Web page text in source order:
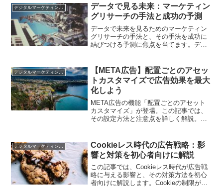
デジタルマーケティング基礎
データで見る未来：マーケティン
グリサーチの手法と成功の予測
データで未来を見るためのマーケティン
グリサーチの手法と、その手法を成功に
結びつける予測に焦点を当てます。デジ
デジタルマーケティング基礎
【META広告】配置ごとのアセッ
トカスタマイズで広告効果を最大
化しよう
META広告の機能「配置ごとのアセット
カスタマイズ」が登場。この記事では、
その設定方法と注意点を詳しく解説。広
を実現するためのポイントをご紹介しま
す。
Cookieレス時代の広告戦略：影
響と対策を初心者向けに解説
この記事では、Cookieレス時代が広告戦
略に与える影響と、その対策方法を初心
者向けに解説します。Cookieの制限が広